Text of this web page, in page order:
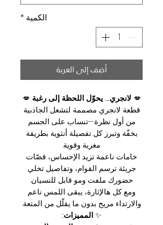
الكمية *
أضِف إلى العربة
💋 لانجري… يحوّل اللحظة إلى رغبة 💋
قطعة لانجري مصممة لتشعل الجاذبية
من أول نظرة—تنساب على الجسم
بخفّة وتبرز كل تفصيلة أنثوية بطريقة
مغرية وقوية.
خامات ناعمة تزيد الإحساس، قصّات
جريئة ترسم القوام، وتفاصيل تخلي
حضورك ملفت ومو قابل للنسيان.
ومع كل هالإثارة، يبقى اللمس ناعم
والارتداء مريح بدون ما يقلّل من المتعة.
✨المميزات: